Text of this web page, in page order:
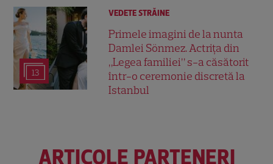
13
VEDETE STRĂINE
Primele imagini de la nunta
Damlei Sönmez. Actrița din
„Legea familiei” s-a căsătorit
într-o ceremonie discretă la
Istanbul
ARTICOLE PARTENERI